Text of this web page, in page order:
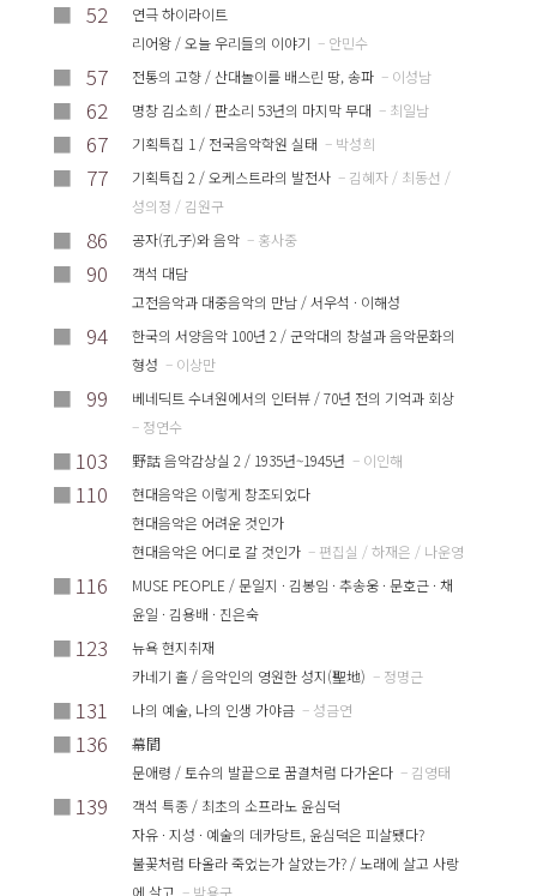
■ 52
연극 하이라이트
리어왕 / 오늘 우리들의 이야기 – 안민수
■ 57 전통의 고향 / 산대놀이를 배스린 땅, 송파 – 이성남
■ 62 명창 김소희 / 판소리 53년의 마지막 무대 – 최일남
■ 67 기획특집 1 / 전국음악학원 실태 – 박성희
■ 77 기획특집 2 / 오케스트라의 발전사 – 김혜자 / 최동선 /
성의정 / 김원구
■ 86 공자(孔子)와 음악 – 홍사중
■ 90
객석 대담
고전음악과 대중음악의 만남 / 서우석 · 이해성
■ 94
한국의 서양음악 100년 2 / 군악대의 창설과 음악문화의
형성 – 이상만
■ 99
베네딕트 수녀원에서의 인터뷰 / 70년 전의 기억과 회상
– 정연수
■ 103 野話 음악감상실 2 / 1935년~1945년 – 이인해
■ 110
현대음악은 이렇게 창조되었다
현대음악은 어려운 것인가
현대음악은 어디로 갈 것인가 – 편집실 / 하재은 / 나운영
■ 116
MUSE PEOPLE / 문일지 · 김봉임 · 추송웅 · 문호근 · 채
윤일 · 김용배 · 진은숙
■ 123
뉴욕 현지취재
카네기 홀 / 음악인의 영원한 성지(聖地) – 정명근
■ 131 나의 예술, 나의 인생 가야금 – 성금연
■ 136
幕間
문애령 / 토슈의 발끝으로 꿈결처럼 다가온다 – 김영태
■ 139
객석 특종 / 최초의 소프라노 윤심덕
자유 · 지성 · 예술의 데카당트, 윤심덕은 피살됐다?
불꽃처럼 타올라 죽었는가 살았는가? / 노래에 살고 사랑
에 살고 – 박용구